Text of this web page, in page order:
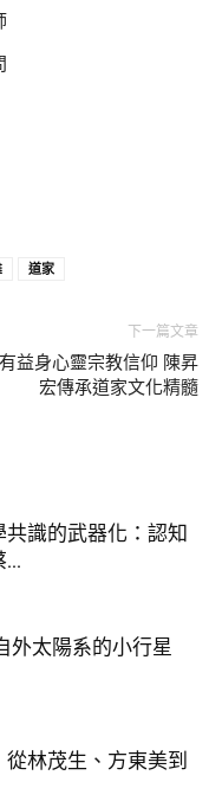
道家
下一篇文章
益身心靈宗教信仰 陳昇
宏傳承道家文化精髓
共識的武器化：認知
外太陽系的小行星
林茂生、方東美到